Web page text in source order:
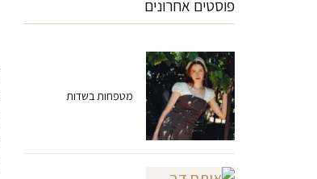
פוסטים אחרונים
מטפחות בשדות